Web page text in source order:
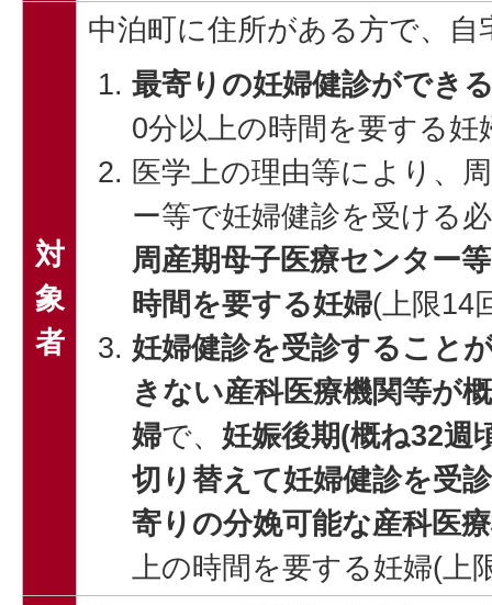
対
象
者
中泊町に住所がある方で、
最寄りの妊婦健診ができ
0分以上の時間を要する妊
医学上の理由等により、
ー等で妊婦健診を受ける
周産期母子医療センター
時間を要する妊婦(上限14
妊婦健診を受診すること
きない産科医療機関等が
婦で、 妊娠後期(概ね32週
切り替えて妊婦健診を受
寄りの分娩可能な産科医
上の時間を要する妊婦(上